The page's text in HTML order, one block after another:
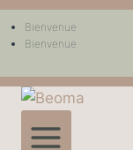
Bienvenue
Bienvenue